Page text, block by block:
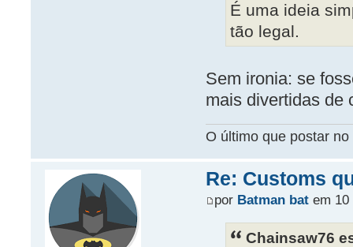
É uma ideia
tão legal.
Sem ironia: se
mais divertidas de
O último que postar
Re: Customs
por Batman batem 10
Chainsaw76